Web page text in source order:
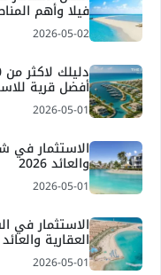
فيلا وأهم
2026-05-02
أفضل قرية
2026-05-01
الاستثمار في
والعائد 2026
2026-05-01
الاستثمار في
العقارية والعائد
2026-05-01